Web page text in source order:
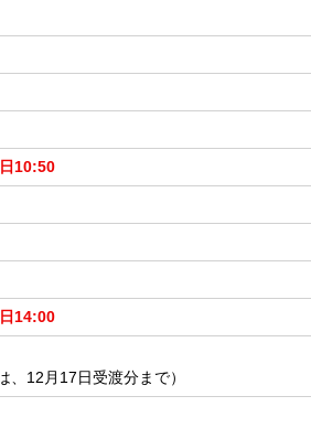
10:50
14:00
、12月17日受渡分まで）